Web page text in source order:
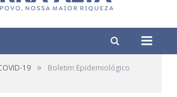
19 »
Boletim Epidemiológico